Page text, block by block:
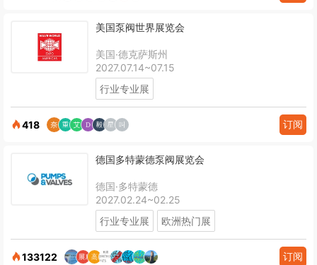
美国泵阀世界展览会
美国·德克萨斯州
2027.07.14~07.15
行业专业展
418 订阅
德国多特蒙德泵阀展览会
德国·多特蒙德
2027.02.24~02.25
行业专业展
欧洲热门展
133122 订阅